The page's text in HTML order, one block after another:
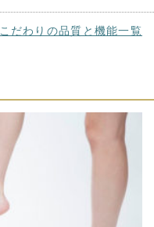
こだわりの品質と機能一覧